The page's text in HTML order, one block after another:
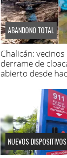
ABANDONO TOTAL
Chalicán:
derrame de
abierto desde
NUEVOS DISPOSITIVOS